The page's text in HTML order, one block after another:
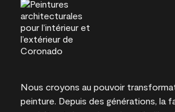
Nous croyons au pouvoir
peinture. Depuis des générations, la